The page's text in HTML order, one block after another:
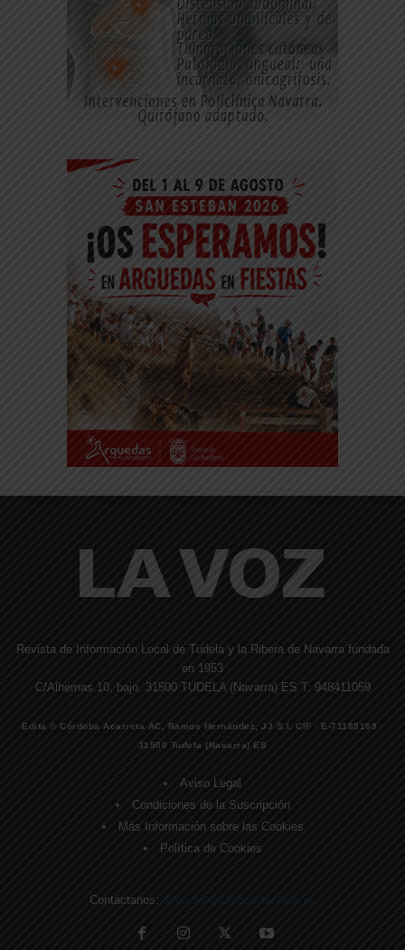
Revista de Información Local de Tudela y la Ribera de Navarra fundada
en 1953
C/Alhemas 10, bajo. 31500 TUDELA (Navarra) ES T. 948411059
Edita © Córdoba Acarreta AC, Ramos Hernández, JJ S.I. CIF · E-71185169 ·
31500 Tudela (Navarra) ES
Aviso Legal
Condiciones de la Suscripción
Más Información sobre las Cookies
Política de Cookies
Contáctanos: direccion@lavozdelaribera.es